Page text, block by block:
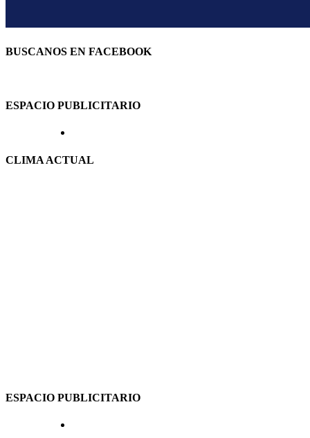
BUSCANOS EN FACEBOOK
ESPACIO PUBLICITARIO
CLIMA ACTUAL
ESPACIO PUBLICITARIO